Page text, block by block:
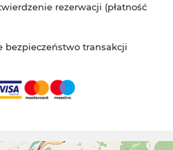
rezerwacji (płatność
bezpieczeństwo transakcji